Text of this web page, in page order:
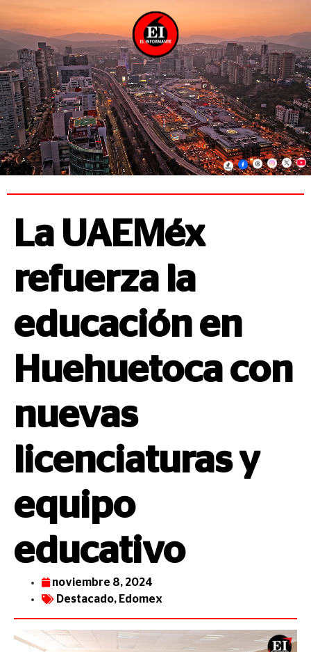
La UAEMéx
refuerza la
educación en
Huehuetoca con
nuevas
licenciaturas y
equipo
educativo
noviembre 8, 2024
Destacado, Edomex